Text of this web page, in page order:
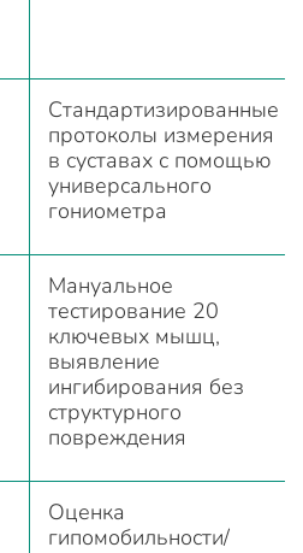
Стандартизированные
протоколы измерения
в суставах с помощью
универсального
гониометра
Мануальное
тестирование 20
ключевых мышц,
выявление
ингибирования без
структурного
повреждения
Оценка
гипомобильности/